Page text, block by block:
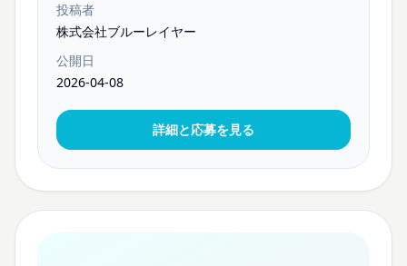
投稿者
株式会社ブルーレイヤー
公開日
2026-04-08
詳細と応募を見る